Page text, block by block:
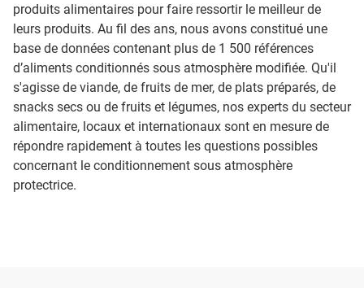
produits alimentaires pour faire ressortir le meilleur de
leurs produits. Au fil des ans, nous avons constitué une
base de données contenant plus de 1 500 références
d’aliments conditionnés sous atmosphère modifiée. Qu'il
s'agisse de viande, de fruits de mer, de plats préparés, de
snacks secs ou de fruits et légumes, nos experts du secteur
alimentaire, locaux et internationaux sont en mesure de
répondre rapidement à toutes les questions possibles
concernant le conditionnement sous atmosphère
protectrice.